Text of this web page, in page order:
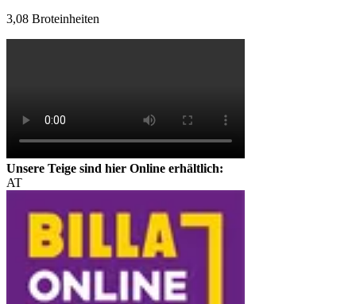
3,08 Broteinheiten
Unsere Teige sind hier Online erhältlich:
AT